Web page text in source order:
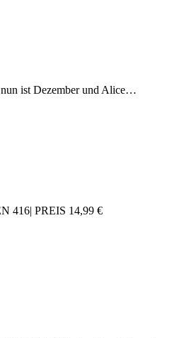
ist Dezember und Alice…
416| PREIS 14,99 €